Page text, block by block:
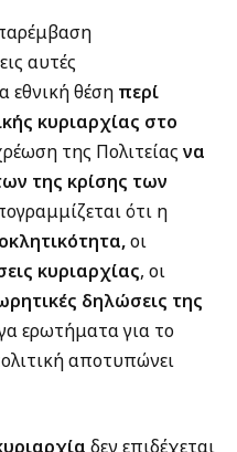
αυτές
εθνική θέση περί
κυριαρχίας στο
της Πολιτείας να
της κρίσης των
ότι η
οι
κυριαρχίας, οι
δηλώσεις της
ερωτήματα για το
αποτυπώνει
δεν επιδέχεται